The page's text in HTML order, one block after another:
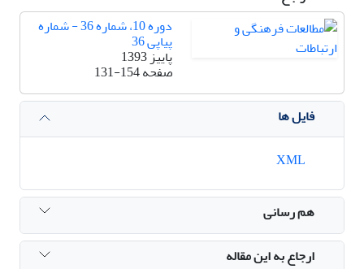
دوره 10، شماره 36 - شماره
پیاپی 36
پاییز 1393
صفحه131-154
فایل ها
هم رسانی
ارجاع به این مقاله